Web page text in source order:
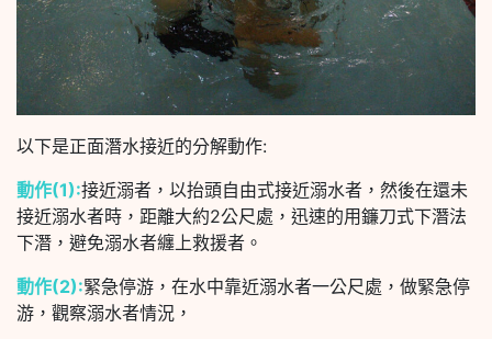
以下是正面潛水接近的分解動作:
動作(1):接近溺者，以抬頭自由式接近溺水者，然後在還未
接近溺水者時，距離大約2公尺處，迅速的用鐮刀式下潛法
下潛，避免溺水者纏上救援者。
動作(2):緊急停游，在水中靠近溺水者一公尺處，做緊急停
游，觀察溺水者情況，